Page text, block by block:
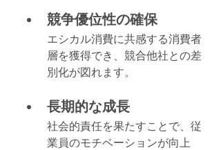
競争優位性の確保
エシカル消費に共感する消費者
層を獲得でき、競合他社との差
別化が図れます。
長期的な成長
社会的責任を果たすことで、従
業員のモチベーションが向上